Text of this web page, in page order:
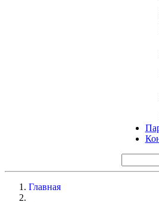
Главная